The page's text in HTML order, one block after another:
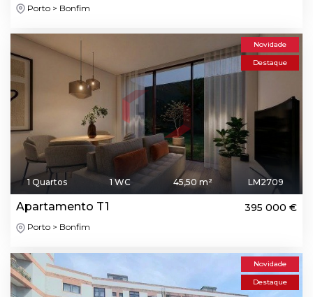
Porto > Bonfim
Novidade
Destaque
1 Quartos 1 WC 45,50 m² LM2709
Apartamento T1 395 000 €
Porto > Bonfim
Novidade
Destaque